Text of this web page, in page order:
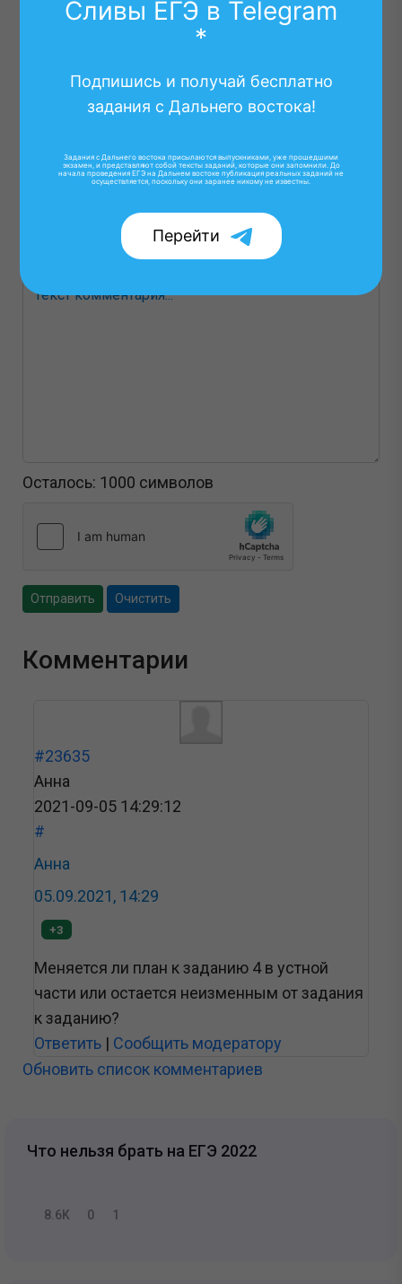
Осталось: 1000 символов
Отправить Очистить
Комментарии
#23635
Анна
2021-09-05 14:29:12
#
Анна
05.09.2021, 14:29
+3
Меняется ли план к заданию 4 в устной
части или остается неизменным от задания
к заданию?
Ответить | Сообщить модератору
Обновить список комментариев
Что нельзя брать на ЕГЭ 2022
8.6K 0 1
Сливы ЕГЭ в Telegram
*
Подпишись и получай бесплатно
задания с Дальнего востока!
Задания с Дальнего востока присылаются выпускниками, уже прошедшими
экзамен, и представляют собой тексты заданий, которые они запомнили. До
начала проведения ЕГЭ на Дальнем востоке публикация реальных заданий не
осуществляется, поскольку они заранее никому не известны.
Перейти